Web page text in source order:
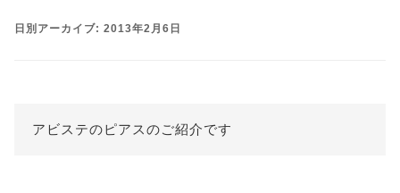
日別アーカイブ: 2013年2月6日
アビステのピアスのご紹介です